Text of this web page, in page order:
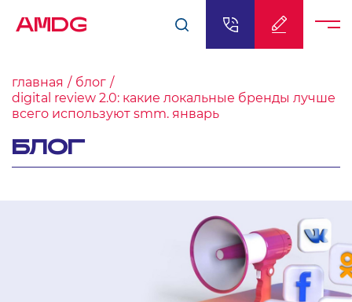
AMDG
главная
блог
digital review 2.0: какие локальные бренды лучше
всего используют smm. январь
БЛОГ